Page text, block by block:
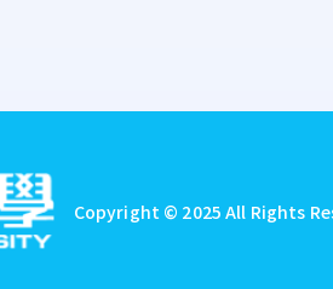
Copyright © 2025 All Rights